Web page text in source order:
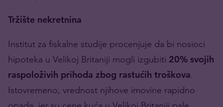
Tržište nekretnina
Institut za fiskalne studije procenjuje da bi nosioci
hipoteka u Velikoj Britaniji mogli izgubiti 20% svojih
raspoloživih prihoda zbog rastućih troškova.
Istovremeno, vrednost njihove imovine rapidno